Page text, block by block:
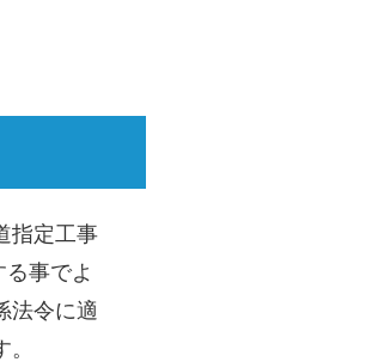
指定工事
る事でよ
法令に適